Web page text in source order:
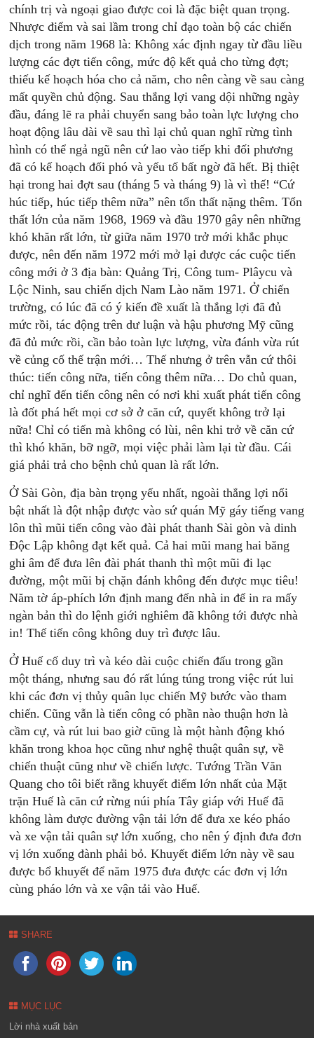
chính trị và ngoại giao được coi là đặc biệt quan trọng.
Nhược điểm và sai lầm trong chỉ đạo toàn bộ các chiến
dịch trong năm 1968 là: Không xác định ngay từ đầu liều
lượng các đợt tiến công, mức độ kết quả cho từng đợt;
thiếu kế hoạch hóa cho cả năm, cho nên càng về sau càng
mất quyền chủ động. Sau thắng lợi vang dội những ngày
đầu, đáng lẽ ra phải chuyển sang bảo toàn lực lượng cho
hoạt động lâu dài về sau thì lại chủ quan nghĩ rừng tình
hình có thể ngả ngũ nên cứ lao vào tiếp khi đối phương
đã có kế hoạch đối phó và yếu tố bất ngờ đã hết. Bị thiệt
hại trong hai đợt sau (tháng 5 và tháng 9) là vì thế! “Cứ
húc tiếp, húc tiếp thêm nữa” nên tổn thất nặng thêm. Tổn
thất lớn của năm 1968, 1969 và đầu 1970 gây nên những
khó khăn rất lớn, từ giữa năm 1970 trở mới khắc phục
được, nên đến năm 1972 mới mở lại được các cuộc tiến
công mới ở 3 địa bàn: Quảng Trị, Công tum- Plâycu và
Lộc Ninh, sau chiến dịch Nam Lào năm 1971. Ở chiến
trường, có lúc đã có ý kiến đề xuất là thắng lợi đã đủ
mức rồi, tác động trên dư luận và hậu phương Mỹ cũng
đã đủ mức rồi, cần bảo toàn lực lượng, vừa đánh vừa rút
về củng cố thế trận mới… Thế nhưng ở trên vẫn cứ thôi
thúc: tiến công nữa, tiến công thêm nữa… Do chủ quan,
chỉ nghĩ đến tiến công nên có nơi khi xuất phát tiến công
là đốt phá hết mọi cơ sở ở căn cứ, quyết không trở lại
nữa! Chỉ có tiến mà không có lùi, nên khi trở về căn cứ
thì khó khăn, bỡ ngỡ, mọi việc phải làm lại từ đầu. Cái
giá phải trả cho bệnh chủ quan là rất lớn.
Ở Sài Gòn, địa bàn trọng yếu nhất, ngoài thắng lợi nổi
bật nhất là đột nhập được vào sứ quán Mỹ gáy tiếng vang
lôn thì mũi tiến công vào đài phát thanh Sài gòn và dinh
Độc Lập không đạt kết quả. Cả hai mũi mang hai băng
ghi âm để đưa lên đài phát thanh thì một mũi đi lạc
đường, một mũi bị chặn đánh không đến được mục tiêu!
Năm tờ áp-phích lớn định mang đến nhà in để in ra mấy
ngàn bản thì do lệnh giới nghiêm đã không tới được nhà
in! Thế tiến công không duy trì được lâu.
Ở Huế cố duy trì và kéo dài cuộc chiến đấu trong gần
một tháng, nhưng sau đó rất lúng túng trong việc rút lui
khi các đơn vị thủy quân lục chiến Mỹ bước vào tham
chiến. Cũng vẫn là tiến công có phần nào thuận hơn là
cầm cự, và rút lui bao giờ cũng là một hành động khó
khăn trong khoa học cũng như nghệ thuật quân sự, về
chiến thuật cũng như về chiến lược. Tướng Trần Văn
Quang cho tôi biết rằng khuyết điểm lớn nhất của Mặt
trặn Huế là căn cứ rừng núi phía Tây giáp với Huế đã
không làm được đường vận tải lớn để đưa xe kéo pháo
và xe vận tải quân sự lớn xuống, cho nên ý định đưa đơn
vị lớn xuống đành phải bỏ. Khuyết điểm lớn này về sau
được bổ khuyết để năm 1975 đưa được các đơn vị lớn
cùng pháo lớn và xe vận tải vào Huế.
SHARE
MỤC LỤC
Lời nhà xuất bản